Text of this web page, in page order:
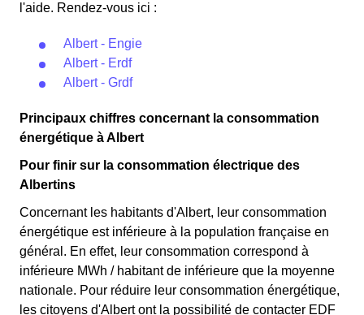
l'aide. Rendez-vous ici :
Albert - Engie
Albert - Erdf
Albert - Grdf
Principaux chiffres concernant la consommation
énergétique à Albert
Pour finir sur la consommation électrique des
Albertins
Concernant les habitants d'Albert, leur consommation
énergétique est inférieure à la population française en
général. En effet, leur consommation correspond à
inférieure MWh / habitant de inférieure que la moyenne
nationale. Pour réduire leur consommation énergétique,
les citoyens d'Albert ont la possibilité de contacter EDF